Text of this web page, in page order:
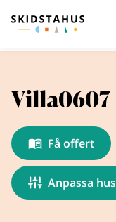
Villa0607
Få offert
Anpassa hus